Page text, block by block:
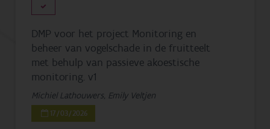
DMP voor het project Monitoring en
beheer van vogelschade in de fruitteelt
met behulp van passieve akoestische
monitoring. v1
Michiel Lathouwers, Emily Veltjen
17/03/2026